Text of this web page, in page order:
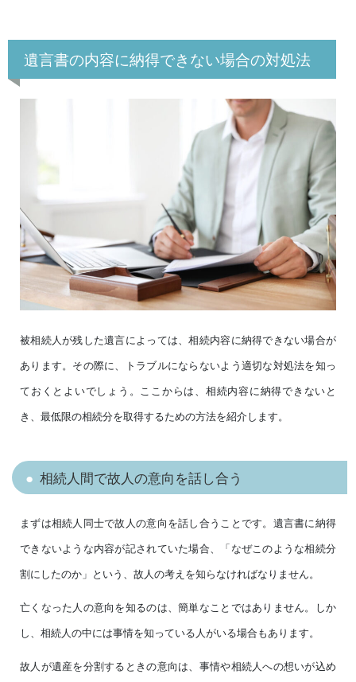
遺言書の内容に納得できない場合の対処法
被相続人が残した遺言によっては、相続内容に納得できない場合が
あります。その際に、トラブルにならないよう適切な対処法を知っ
ておくとよいでしょう。ここからは、相続内容に納得できないと
き、最低限の相続分を取得するための方法を紹介します。
相続人間で故人の意向を話し合う
まずは相続人同士で故人の意向を話し合うことです。遺言書に納得
できないような内容が記されていた場合、「なぜこのような相続分
割にしたのか」という、故人の考えを知らなければなりません。
亡くなった人の意向を知るのは、簡単なことではありません。しか
し、相続人の中には事情を知っている人がいる場合もあります。
故人が遺産を分割するときの意向は、事情や相続人への想いが込め